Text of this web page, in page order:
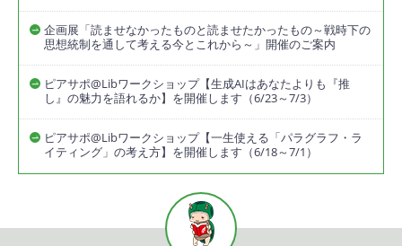
企画展「読ませなかったものと読ませたかったもの～戦時下の
思想統制を通して考える今とこれから～」開催のご案内
ピアサポ@Libワークショップ【生成AIはあなたよりも『推
し』の魅力を語れるか】を開催します（6/23～7/3）
ピアサポ@Libワークショップ【一生使える「パラグラフ・ラ
イティング」の考え方】を開催します（6/18～7/1）